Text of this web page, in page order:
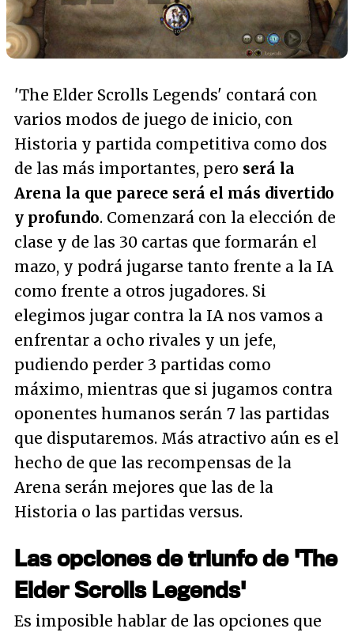
'The Elder Scrolls Legends' contará con
varios modos de juego de inicio, con
Historia y partida competitiva como dos
de las más importantes, pero será la
Arena la que parece será el más divertido
y profundo. Comenzará con la elección de
clase y de las 30 cartas que formarán el
mazo, y podrá jugarse tanto frente a la IA
como frente a otros jugadores. Si
elegimos jugar contra la IA nos vamos a
enfrentar a ocho rivales y un jefe,
pudiendo perder 3 partidas como
máximo, mientras que si jugamos contra
oponentes humanos serán 7 las partidas
que disputaremos. Más atractivo aún es el
hecho de que las recompensas de la
Arena serán mejores que las de la
Historia o las partidas versus.
Las opciones de triunfo de 'The
Elder Scrolls Legends'
Es imposible hablar de las opciones que